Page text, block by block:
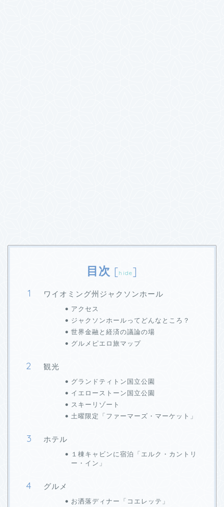
目次 [hide]
ワイオミング州ジャクソンホール
アクセス
ジャクソンホールってどんなところ？
世界金融と経済の議論の場
グルメピエロ旅マップ
観光
グランドティトン国立公園
イエローストーン国立公園
スキーリゾート
土曜限定「ファーマーズ・マーケット」
ホテル
１棟キャビンに宿泊「エルク・カントリ
ー・イン」
グルメ
お洒落ディナー「コエレッテ」